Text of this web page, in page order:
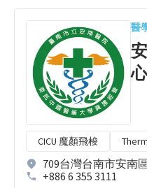
醫
心
CICU 魔顏飛梭
709台灣台南市安南
+886 6 355 3111